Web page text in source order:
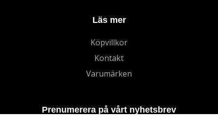
Läs mer
Köpvillkor
Kontakt
Varumärken
Prenumerera på vårt nyhetsbrev